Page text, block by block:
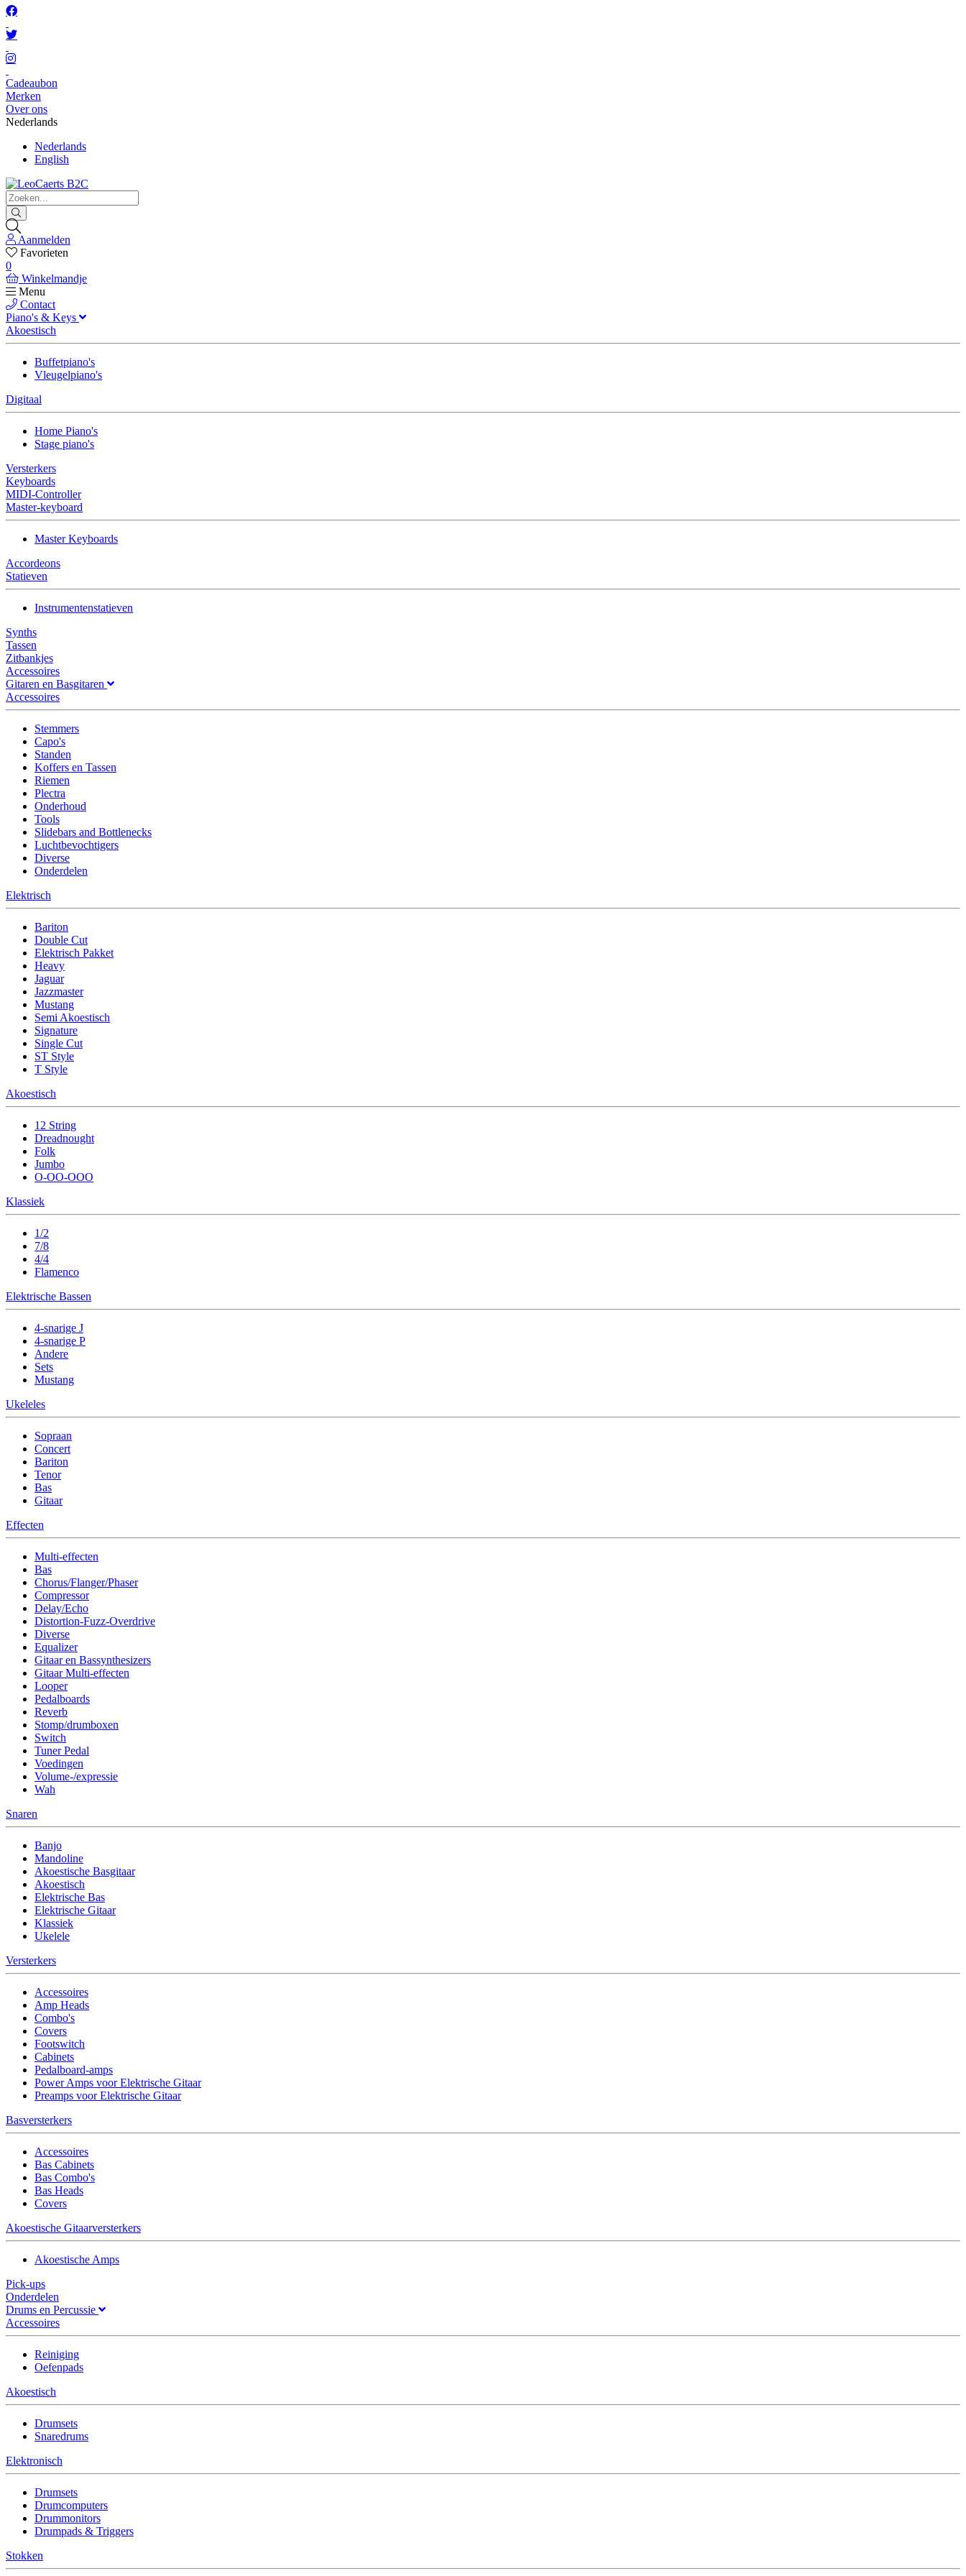
Cadeaubon
Merken
Over ons
Nederlands
Nederlands
English
Aanmelden
Favorieten
0
Winkelmandje
Menu
Contact
Piano's & Keys
Akoestisch
Buffetpiano's
Vleugelpiano's
Digitaal
Home Piano's
Stage piano's
Versterkers
Keyboards
MIDI-Controller
Master-keyboard
Master Keyboards
Accordeons
Statieven
Instrumentenstatieven
Synths
Tassen
Zitbankjes
Accessoires
Gitaren en Basgitaren
Accessoires
Stemmers
Capo's
Standen
Koffers en Tassen
Riemen
Plectra
Onderhoud
Tools
Slidebars and Bottlenecks
Luchtbevochtigers
Diverse
Onderdelen
Elektrisch
Bariton
Double Cut
Elektrisch Pakket
Heavy
Jaguar
Jazzmaster
Mustang
Semi Akoestisch
Signature
Single Cut
ST Style
T Style
Akoestisch
12 String
Dreadnought
Folk
Jumbo
O-OO-OOO
Klassiek
1/2
7/8
4/4
Flamenco
Elektrische Bassen
4-snarige J
4-snarige P
Andere
Sets
Mustang
Ukeleles
Sopraan
Concert
Bariton
Tenor
Bas
Gitaar
Effecten
Multi-effecten
Bas
Chorus/Flanger/Phaser
Compressor
Delay/Echo
Distortion-Fuzz-Overdrive
Diverse
Equalizer
Gitaar en Bassynthesizers
Gitaar Multi-effecten
Looper
Pedalboards
Reverb
Stomp/drumboxen
Switch
Tuner Pedal
Voedingen
Volume-/expressie
Wah
Snaren
Banjo
Mandoline
Akoestische Basgitaar
Akoestisch
Elektrische Bas
Elektrische Gitaar
Klassiek
Ukelele
Versterkers
Accessoires
Amp Heads
Combo's
Covers
Footswitch
Cabinets
Pedalboard-amps
Power Amps voor Elektrische Gitaar
Preamps voor Elektrische Gitaar
Basversterkers
Accessoires
Bas Cabinets
Bas Combo's
Bas Heads
Covers
Akoestische Gitaarversterkers
Akoestische Amps
Pick-ups
Onderdelen
Drums en Percussie
Accessoires
Reiniging
Oefenpads
Akoestisch
Drumsets
Snaredrums
Elektronisch
Drumsets
Drumcomputers
Drummonitors
Drumpads & Triggers
Stokken